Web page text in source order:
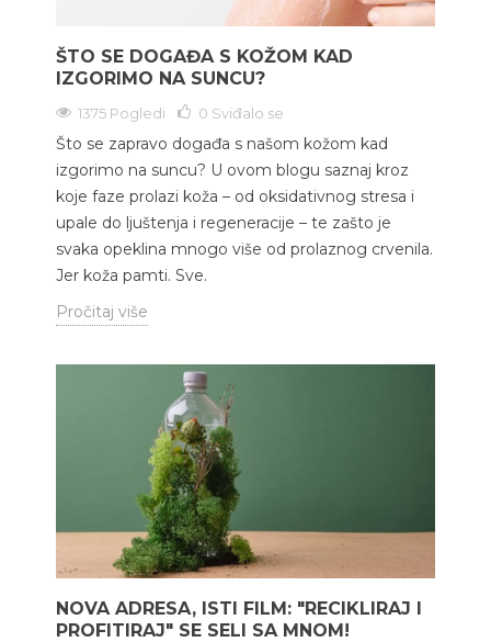
ŠTO SE DOGAĐA S KOŽOM KAD
IZGORIMO NA SUNCU?
1375 Pogledi 0 Sviđalo se
Što se zapravo događa s našom kožom kad
izgorimo na suncu? U ovom blogu saznaj kroz
koje faze prolazi koža – od oksidativnog stresa i
upale do ljuštenja i regeneracije – te zašto je
svaka opeklina mnogo više od prolaznog crvenila.
Jer koža pamti. Sve.
Pročitaj više
NOVA ADRESA, ISTI FILM: "RECIKLIRAJ I
PROFITIRAJ" SE SELI SA MNOM!